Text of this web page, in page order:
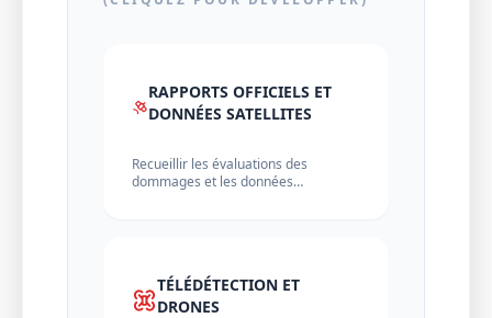
RAPPORTS OFFICIELS ET
DONNÉES SATELLITES
Recueillir les évaluations des
dommages et les données
TÉLÉDÉTECTION ET
DRONES